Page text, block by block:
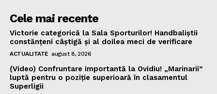
Cele mai recente
Victorie categorică la Sala Sporturilor! Handbaliștii
constănțeni câștigă și al doilea meci de verificare
ACTUALITATE august 8, 2026
(Video) Confruntare importantă la Ovidiu! „Marinarii”
luptă pentru o poziție superioară în clasamentul
Superligii